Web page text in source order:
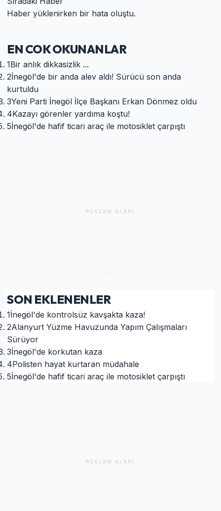
Haber yüklenirken bir hata oluştu.
EN COK OKUNANLAR
1Bir anlık dikkasizlik ...
2İnegöl'de bir anda alev aldı! Sürücü son anda
kurtuldu
3Yeni Parti İnegöl İlçe Başkanı Erkan Dönmez oldu
4Kazayı görenler yardıma koştu!
5İnegöl'de hafif ticari araç ile motosiklet çarpıştı
REKLAM ALANI
SON EKLENENLER
1İnegöl'de kontrolsüz kavşakta kaza!
2Alanyurt Yüzme Havuzunda Yapım Çalışmaları
Sürüyor
3İnegöl'de korkutan kaza
4Polisten hayat kurtaran müdahale
5İnegöl'de hafif ticari araç ile motosiklet çarpıştı
REKLAM ALANI